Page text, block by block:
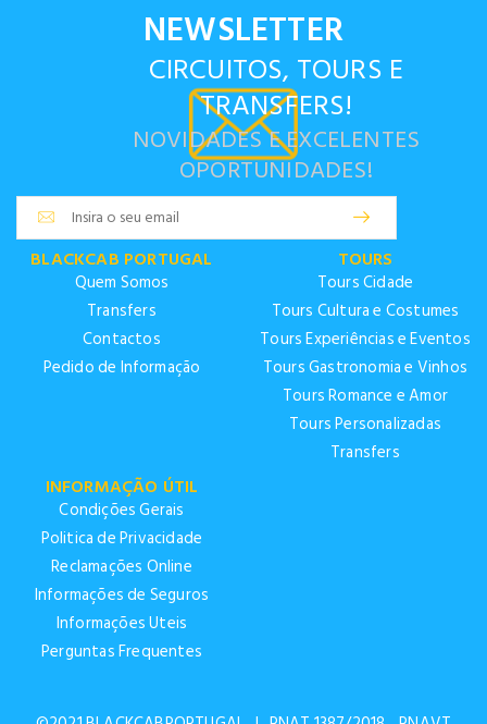
NEWSLETTER
CIRCUITOS, TOURS E
TRANSFERS!
NOVIDADES E EXCELENTES
OPORTUNIDADES!
BLACKCAB PORTUGAL
Quem Somos
Transfers
Contactos
Pedido de Informação
TOURS
Tours Cidade
Tours Cultura e Costumes
Tours Experiências e Eventos
Tours Gastronomia e Vinhos
Tours Romance e Amor
Tours Personalizadas
Transfers
INFORMAÇÃO ÚTIL
Condições Gerais
Politica de Privacidade
Reclamações Online
Informações de Seguros
Informações Uteis
Perguntas Frequentes